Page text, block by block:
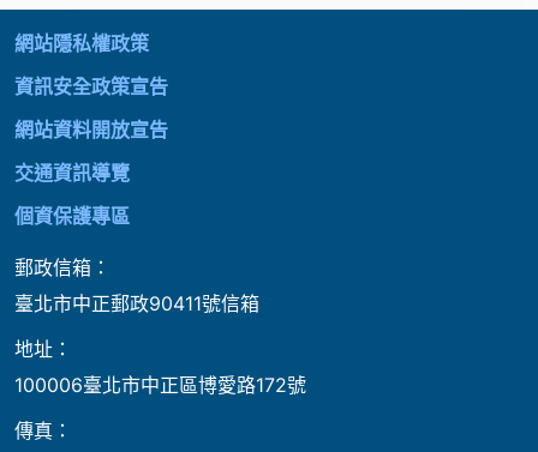
網站隱私權政策
資訊安全政策宣告
網站資料開放宣告
交通資訊導覽
個資保護專區
郵政信箱：
臺北市中正郵政90411號信箱
地址：
100006臺北市中正區博愛路172號
傳真：